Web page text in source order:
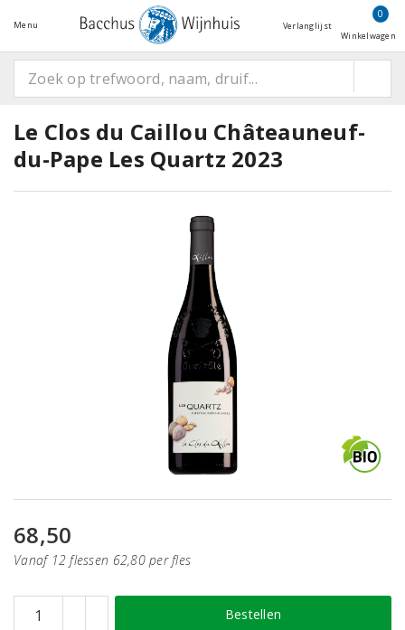
Menu Verlanglijst
0
Winkelwagen
Le Clos du Caillou Châteauneuf-
du-Pape Les Quartz 2023
68,50
Vanaf 12 flessen 62,80 per fles
Bestellen